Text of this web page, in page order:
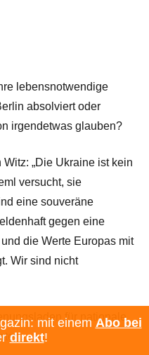
lebensnotwendige
absolviert oder
irgendetwas glauben?
„Die Ukraine ist kein
versucht, sie
eine souveräne
gegen eine
die Werte Europas mit
Wir sind nicht
für nationale
mit einem Abo bei
direkt!